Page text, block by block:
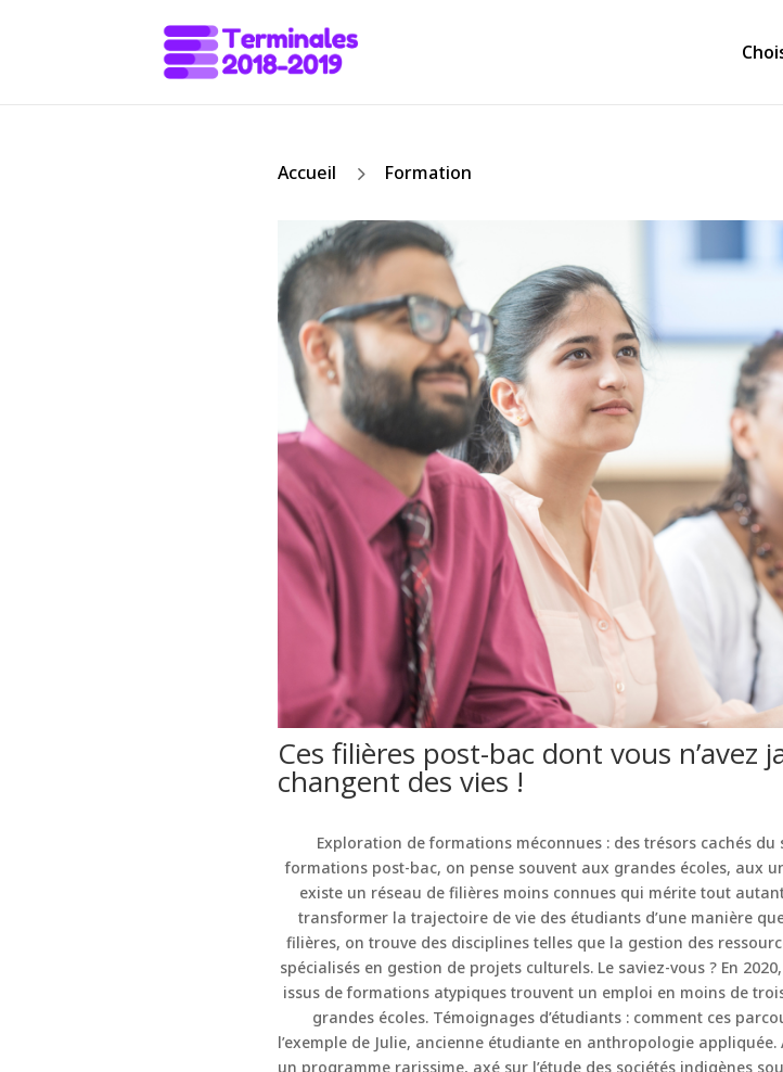
Accueil 5 Formation
Ces filières post-bac dont vous
changent des vies !
Exploration de formations méconnues : des trésors cachés du
formations post-bac, on pense souvent aux grandes écoles, aux
existe un réseau de filières moins connues qui mérite tout
transformer la trajectoire de vie des étudiants d’une manière
filières, on trouve des disciplines telles que la gestion des
spécialisés en gestion de projets culturels. Le saviez-vous ? En
issus de formations atypiques trouvent un emploi en moins de
grandes écoles. Témoignages d’étudiants : comment ces
l’exemple de Julie, ancienne étudiante en anthropologie
un programme rarissime, axé sur l’étude des sociétés indigènes